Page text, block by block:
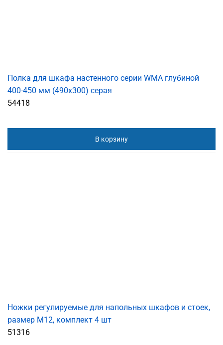
Полка для шкафа настенного серии WMA глубиной
400-450 мм (490х300) серая
54418
В корзину
Ножки регулируемые для напольных шкафов и стоек,
размер М12, комплект 4 шт
51316